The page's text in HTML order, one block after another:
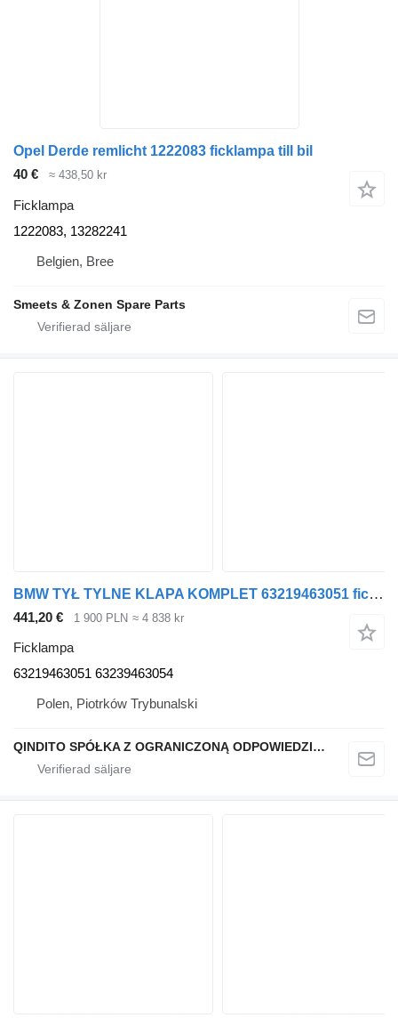
Opel Derde remlicht 1222083 ficklampa till bil
40 €
≈ 438,50 kr
Ficklampa
1222083, 13282241
Belgien, Bree
Smeets & Zonen Spare Parts
BMW TYŁ TYLNE KLAPA KOMPLET 63219463051 ficklampa till BMW X3 G01 bil
441,20 € 1 900 PLN ≈ 4 838 kr
Ficklampa
63219463051 63239463054
Polen, Piotrków Trybunalski
QINDITO SPÓŁKA Z OGRANICZONĄ ODPOWIEDZIALNOŚCIĄ